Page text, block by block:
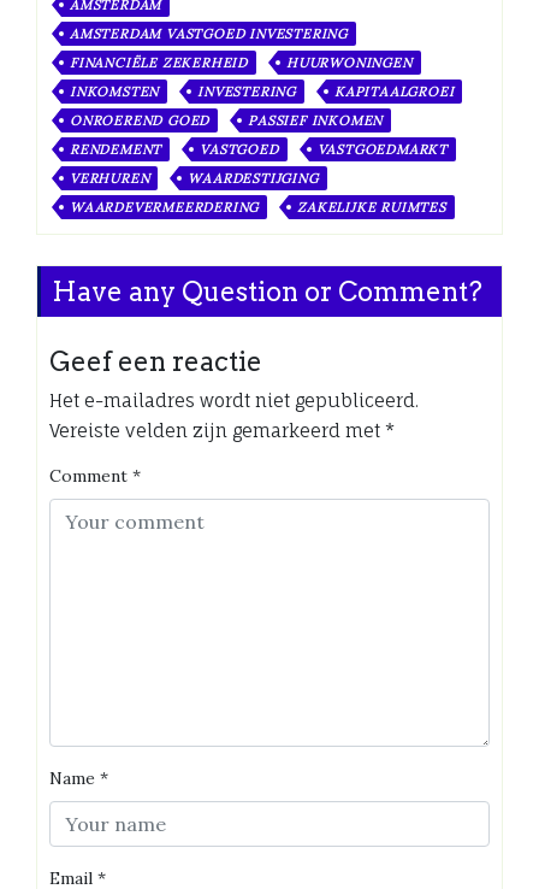
AMSTERDAM
AMSTERDAM VASTGOED INVESTERING
FINANCIËLE ZEKERHEID
HUURWONINGEN
INKOMSTEN
INVESTERING
KAPITAALGROEI
ONROEREND GOED
PASSIEF INKOMEN
RENDEMENT
VASTGOED
VASTGOEDMARKT
VERHUREN
WAARDESTIJGING
WAARDEVERMEERDERING
ZAKELIJKE RUIMTES
Have any Question or Comment?
Geef een reactie
Het e-mailadres wordt niet gepubliceerd.
Vereiste velden zijn gemarkeerd met *
Comment *
Name *
Email *